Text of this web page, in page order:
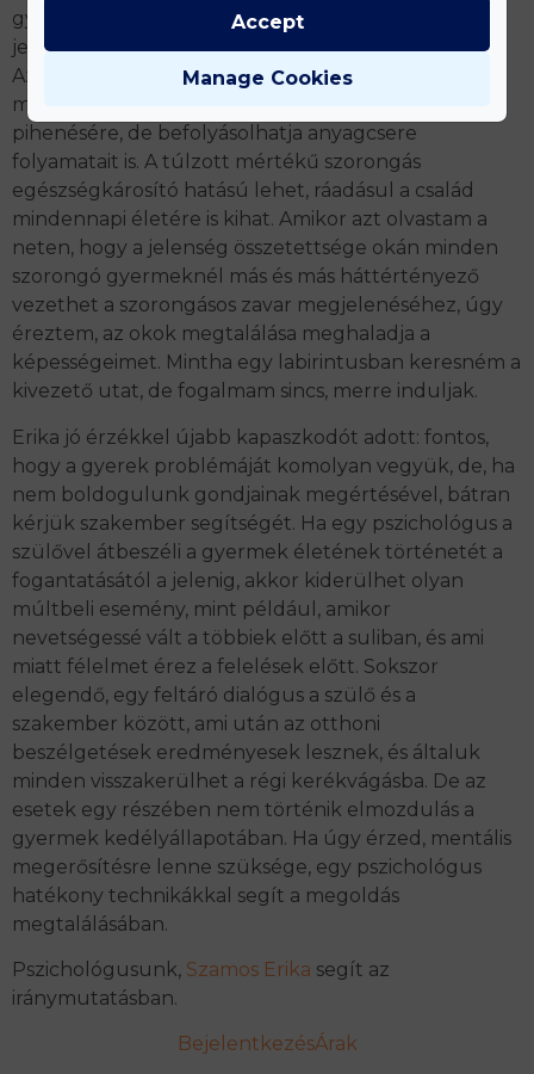
gyanakodhatunk, amikor gyermekünk viselkedése
jelentősen megváltozik korábbi önmagához képest.
Az aggódás annyira elhatalmasodhat rajta, hogy az
már hatással lehet iskolai teljesítményére,
pihenésére, de befolyásolhatja anyagcsere
folyamatait is. A túlzott mértékű szorongás
egészségkárosító hatású lehet, ráadásul a család
mindennapi életére is kihat. Amikor azt olvastam a
neten, hogy a jelenség összetettsége okán minden
szorongó gyermeknél más és más háttértényező
vezethet a szorongásos zavar megjelenéséhez, úgy
éreztem, az okok megtalálása meghaladja a
képességeimet. Mintha egy labirintusban keresném a
kivezető utat, de fogalmam sincs, merre induljak.
Erika jó érzékkel újabb kapaszkodót adott: fontos,
hogy a gyerek problémáját komolyan vegyük, de, ha
nem boldogulunk gondjainak megértésével, bátran
kérjük szakember segítségét. Ha egy pszichológus a
szülővel átbeszéli a gyermek életének történetét a
fogantatásától a jelenig, akkor kiderülhet olyan
múltbeli esemény, mint például, amikor
nevetségessé vált a többiek előtt a suliban, és ami
miatt félelmet érez a felelések előtt. Sokszor
elegendő, egy feltáró dialógus a szülő és a
szakember között, ami után az otthoni
beszélgetések eredményesek lesznek, és általuk
minden visszakerülhet a régi kerékvágásba. De az
esetek egy részében nem történik elmozdulás a
gyermek kedélyállapotában. Ha úgy érzed, mentális
megerősítésre lenne szüksége, egy pszichológus
hatékony technikákkal segít a megoldás
megtalálásában.
Pszichológusunk, Szamos Erika segít az
iránymutatásban.
BejelentkezésÁrak
Manage Cookies
Accept